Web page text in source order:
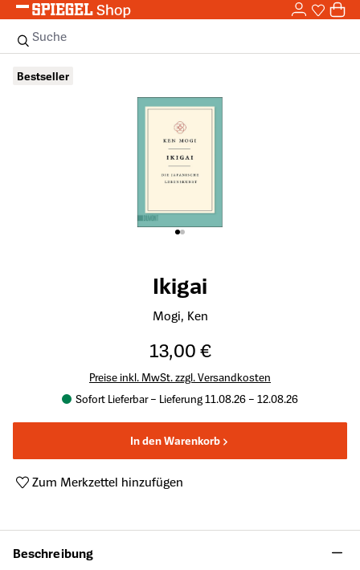
Zum Hauptinhalt springen 0
Suche
Bestseller
Ikigai
Mogi, Ken
13,00 €
Preise inkl. MwSt. zzgl. Versandkosten
Sofort Lieferbar – Lieferung 11.08.26 – 12.08.26
In den Warenkorb
Zum Merkzettel hinzufügen
Beschreibung